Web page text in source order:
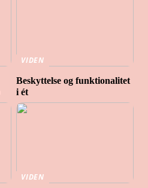
VIDEN
Beskyttelse og funktionalitet
i ét
VIDEN